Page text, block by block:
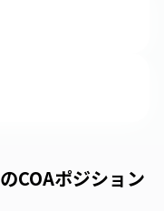
のCOAポジション